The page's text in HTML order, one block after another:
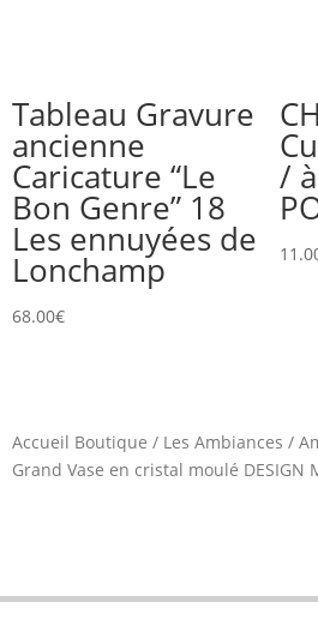
Tableau Gravure
ancienne
Caricature “Le
Bon Genre” 18
Les ennuyées de
Lonchamp
68.00€
/
Accueil Boutique / Les Ambiances /
Grand Vase en cristal moulé DESIGN